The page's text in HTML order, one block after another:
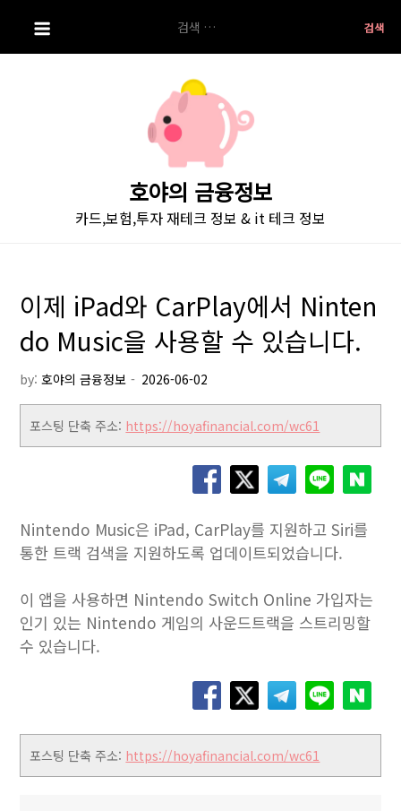
i
색:
호야의 금융정보
카드,보험,투자 재테크 정보 & it 테크 정보
이제 iPad와 CarPlay에서 Ninten
do Music을 사용할 수 있습니다.
by:호야의 금융정보
포스팅 단축 주소: https://hoyafinancial.com/wc61
Nintendo Music은 iPad, CarPlay를 지원하고 Siri를
통한 트랙 검색을 지원하도록 업데이트되었습니다.
이 앱을 사용하면 Nintendo Switch Online 가입자는
인기 있는 Nintendo 게임의 사운드트랙을 스트리밍할
수 있습니다.
포스팅 단축 주소: https://hoyafinancial.com/wc61